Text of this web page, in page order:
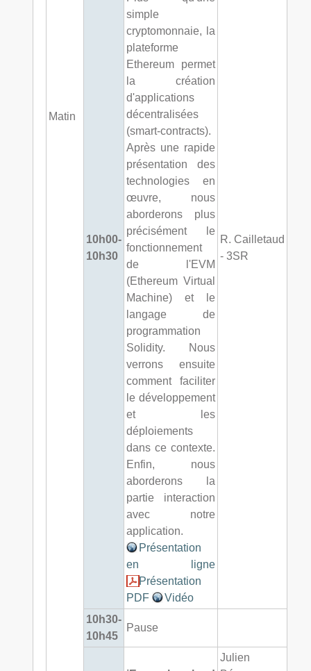
Matin
10h00-
10h30
simple
cryptomonnaie, la
plateforme
Ethereum permet
la création
d'applications
décentralisées
(smart-contracts).
Après une rapide
présentation des
technologies en
œuvre, nous
aborderons plus
précisément le
fonctionnement
de l'EVM
(Ethereum Virtual
Machine) et le
langage de
programmation
Solidity. Nous
verrons ensuite
comment faciliter
le développement
et les
déploiements
dans ce contexte.
Enfin, nous
aborderons la
partie interaction
avec notre
application.
Présentation
en ligne
Présentation
PDF
Vidéo
R. Cailletaud
- 3SR
10h30-
10h45
Pause
Julien